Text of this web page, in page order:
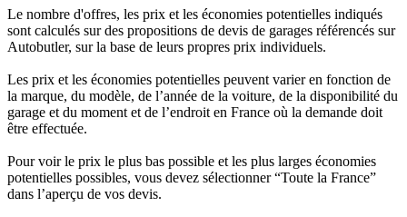
Le nombre d'offres, les prix et les économies potentielles indiqués
sont calculés sur des propositions de devis de garages référencés sur
Autobutler, sur la base de leurs propres prix individuels.
Les prix et les économies potentielles peuvent varier en fonction de
la marque, du modèle, de l’année de la voiture, de la disponibilité du
garage et du moment et de l’endroit en France où la demande doit
être effectuée.
Pour voir le prix le plus bas possible et les plus larges économies
potentielles possibles, vous devez sélectionner “Toute la France”
dans l’aperçu de vos devis.